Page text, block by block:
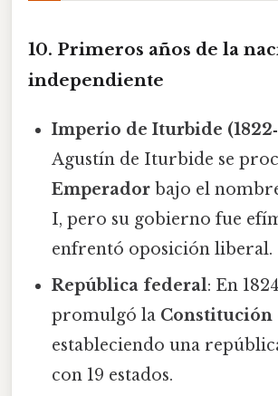
10. Primeros años de la
independiente
Imperio de Iturbide
Agustín de Iturbide se
Emperador bajo el
I, pero su gobierno fue
enfrentó oposición liberal.
República federal: En
promulgó la Constitución
estableciendo una
con 19 estados.